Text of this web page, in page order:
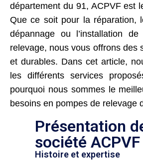
département du 91, ACPVF est
Que ce soit pour la réparation,
dépannage ou l’installation
relevage, nous vous offrons des
et durables. Dans cet article,
les différents services
pourquoi nous sommes le
besoins en pompes de relevage
Présentation
société ACPVF
Histoire et expertise